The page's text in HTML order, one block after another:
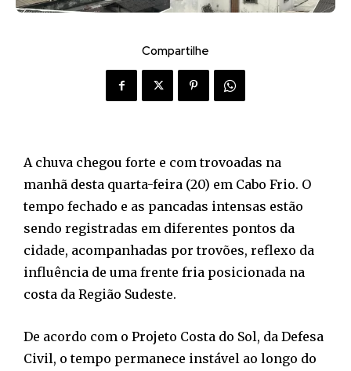
Compartilhe
A chuva chegou forte e com trovoadas na
manhã desta quarta-feira (20) em Cabo Frio. O
tempo fechado e as pancadas intensas estão
sendo registradas em diferentes pontos da
cidade, acompanhadas por trovões, reflexo da
influência de uma frente fria posicionada na
costa da Região Sudeste.
De acordo com o Projeto Costa do Sol, da Defesa
Civil, o tempo permanece instável ao longo do